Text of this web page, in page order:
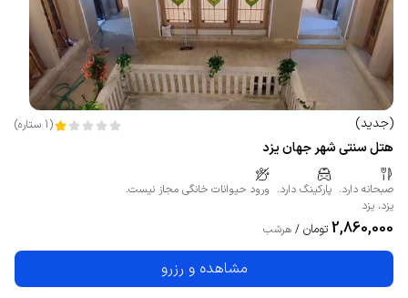
(جدید)
(
1 ستاره)
هتل سنتی شهر جهان یزد
صبحانه دارد. پارکینگ دارد. ورود حیوانات خانگی مجاز نیست.
یزد، یزد
2,860,000 تومان / هرشب
مشاهده و رزرو